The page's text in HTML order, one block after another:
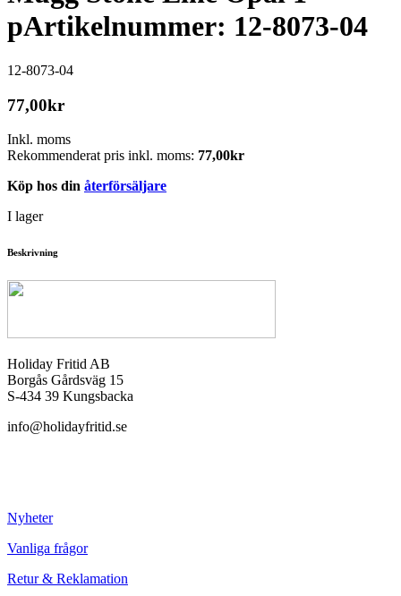
pArtikelnummer: 12-8073-04
12-8073-04
77,00kr
Inkl. moms
Rekommenderat pris inkl. moms: 77,00kr
Köp hos din återförsäljare
I lager
Beskrivning
Holiday Fritid AB
Borgås Gårdsväg 15
S-434 39 Kungsbacka
info@holidayfritid.se
Nyheter
Vanliga frågor
Retur & Reklamation